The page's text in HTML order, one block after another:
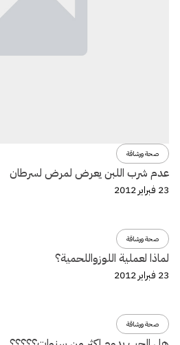
صحة ورشاقة
عدم شرب اللبن يعرض لمرض لسرطان
23 فبراير 2012
صحة ورشاقة
لماذا لعملية اللوزواللحمية؟
23 فبراير 2012
صحة ورشاقة